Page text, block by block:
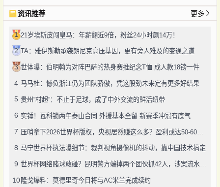
资讯推荐 更多
1 21岁埃斯皮闯皇马：年薪翻近9倍，粉丝24小时飙14万！
2 TA：雅伊斯勒承袭朗尼克高压基因，更有旁人难及的变通之道
3 世体曝：伯明翰为对阵巴萨的热身赛推纪念T恤 成人款18镑一件
4 马马杜：憾负浙江仍为团队骄傲，凭这股劲未来定有更多好结果
5 贵州“村超”：不止于足球，成了中外交流的鲜活纽带
6 实锤！瓦科锁两年泰山合同 外援基本全留 新赛季冲冠有底气
7 压哨拿下2026世界杯版权，央视居然赚这么多？盈利或达50-60亿！
8 马宁世界杯执法曝细节：裁判视角摄像机的抖动，靠中国技术搞定
9 世界杯网络赌球敢碰？昆明警方端掉两个团伙抓42人，涉案流水超三千万
10 隆戈爆料：莫德里奇今日将与AC米兰完成续约